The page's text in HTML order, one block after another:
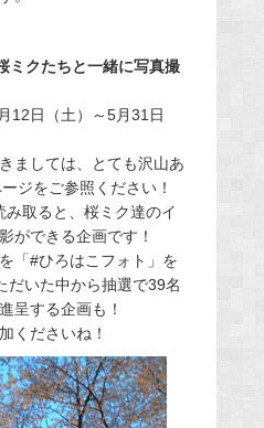
ミクたちと一緒に写真撮
12日（土）～5月31日
ましては、とても沢山あ
ジをご参照ください！
み取ると、桜ミク達のイ
ができる企画です！
「#ひろはこフォト」を
だいた中から抽選で39名
呈する企画も！
くださいね！